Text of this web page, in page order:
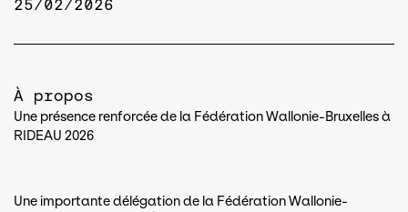
25/02/2026
À propos
Une présence renforcée de la Fédération Wallonie-Bruxelles à
RIDEAU 2026
Une importante délégation de la Fédération Wallonie-